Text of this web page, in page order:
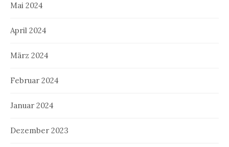
Mai 2024
April 2024
März 2024
Februar 2024
Januar 2024
Dezember 2023